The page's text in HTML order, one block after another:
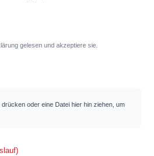
gelesen und akzeptiere sie.
oder eine Datei hier hin ziehen, um